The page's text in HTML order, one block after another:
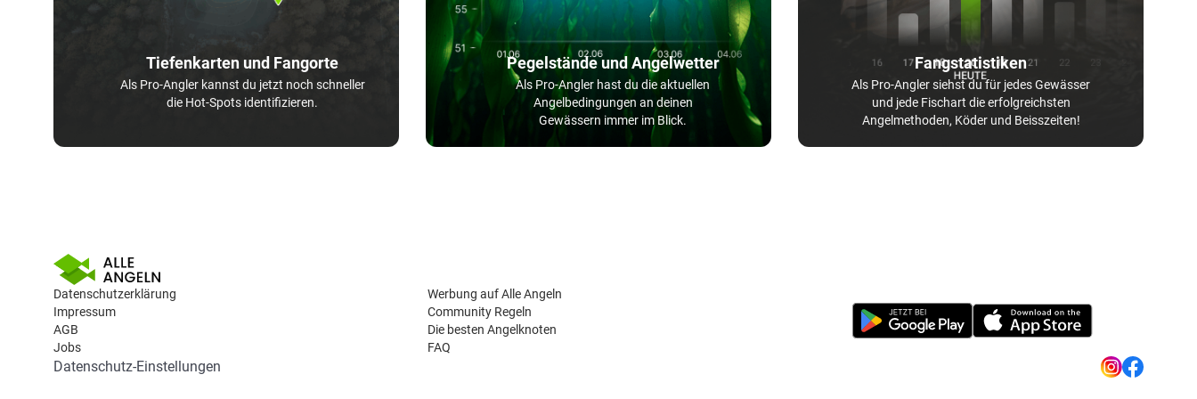
Tiefenkarten und Fangorte
Als Pro-Angler kannst du jetzt noch schneller
die Hot-Spots identifizieren.
Pegelstände und Angelwetter
Als Pro-Angler hast du die aktuellen
Angelbedingungen an deinen
Gewässern immer im Blick.
Fangstatistiken
Als Pro-Angler siehst du für jedes Gewässer
und jede Fischart die erfolgreichsten
Angelmethoden, Köder und Beisszeiten!
Datenschutzerklärung
Impressum
AGB
Jobs
Werbung auf Alle Angeln
Community Regeln
Die besten Angelknoten
FAQ
Datenschutz-Einstellungen